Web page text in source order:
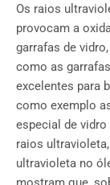
Os raios
provocam a
garrafas de
como as
excelentes para
como exemplo
especial de
raios
ultravioleta no